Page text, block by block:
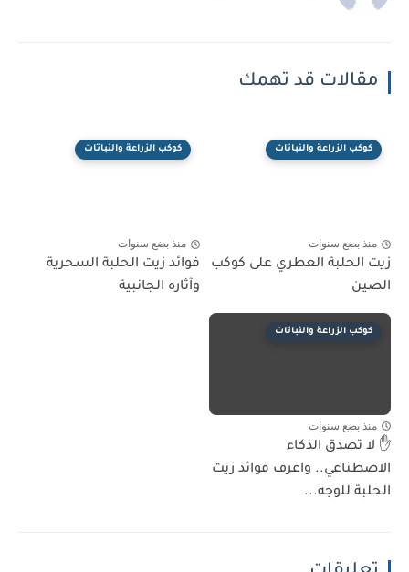
مقالات قد تهمك
كوكب الزراعة والنباتات
منذ بضع سنوات
زيت الحلبة العطري على كوكب
الصين
كوكب الزراعة والنباتات
منذ بضع سنوات
فوائد زيت الحلبة السحرية
وآثاره الجانبية
كوكب الزراعة والنباتات
منذ بضع سنوات
✋ لا تصدق الذكاء
الاصطناعي.. واعرف فوائد زيت
الحلبة للوجه...